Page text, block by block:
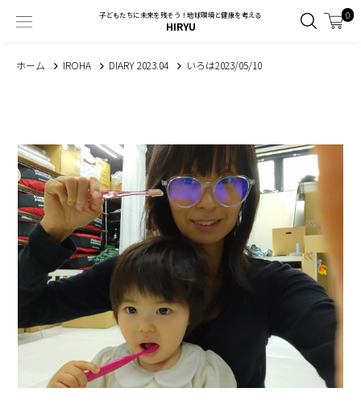
子どもたちに未来を残そう！地球環境と健康を考える
HIRYU
0
ホーム IROHA DIARY 2023.04 いろは2023/05/10